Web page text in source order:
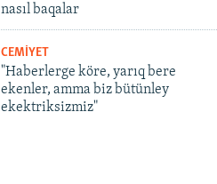
nasıl baqalar
CEMİYET
"Haberlerge köre, yarıq bere
ekenler, amma biz bütünley
ekektriksizmiz"